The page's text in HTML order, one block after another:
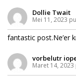
Dollie Twait
Mei 11, 2023
fantastic post.Ne’er
vorbelutr
Maret 14,